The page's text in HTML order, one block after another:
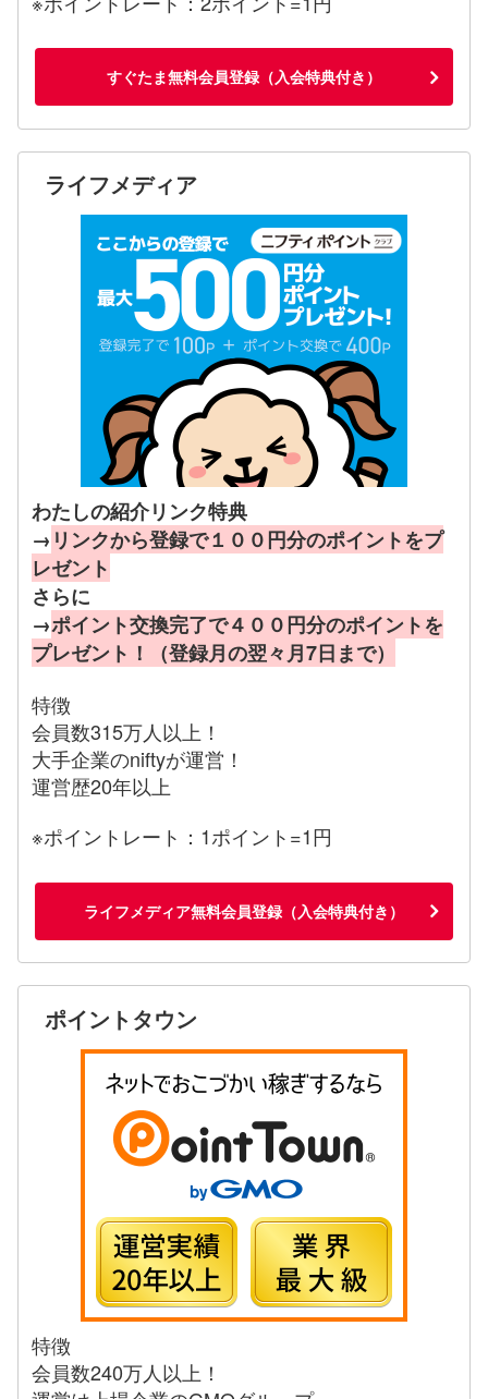
すぐたま無料会員登録（入会特典付き）
ライフメディア
わたしの紹介リンク特典
→ リンクから登録で１００円分のポイントをプ
レゼント
さらに
→ポイント交換完了で４００円分のポイントを
プレゼント！（登録月の翌々月7日まで）
特徴
会員数315万人以上！
大手企業のniftyが運営！
運営歴20年以上
※ポイントレート：1ポイント=1円
ライフメディア無料会員登録（入会特典付き）
ポイントタウン
特徴
会員数240万人以上！